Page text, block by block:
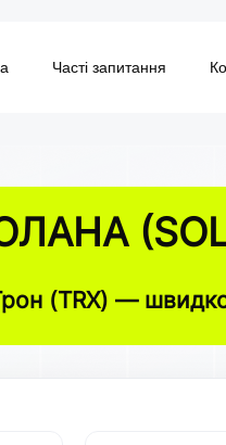
Часті запитання
(TRX) —